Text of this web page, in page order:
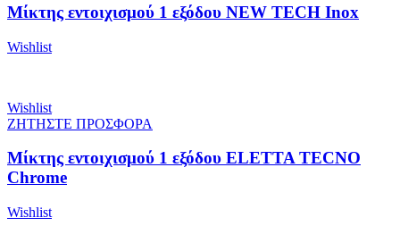
Μίκτης εντοιχισμού 1 εξόδου NEW TECH Inox
Wishlist
Wishlist
ΖΗΤΗΣΤΕ ΠΡΟΣΦΟΡΑ
Μίκτης εντοιχισμού 1 εξόδου ELETTA TECNO
Chrome
Wishlist